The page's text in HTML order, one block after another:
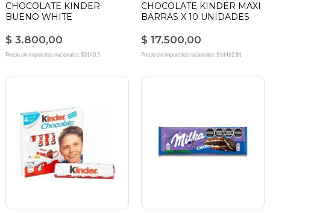
CHOCOLATE KINDER
BUENO WHITE
$ 3.800,00
Precio sin impuestos nacionales: $3140.5
CHOCOLATE KINDER MAXI
BARRAS X 10 UNIDADES
$ 17.500,00
Precio sin impuestos nacionales: $14462.81